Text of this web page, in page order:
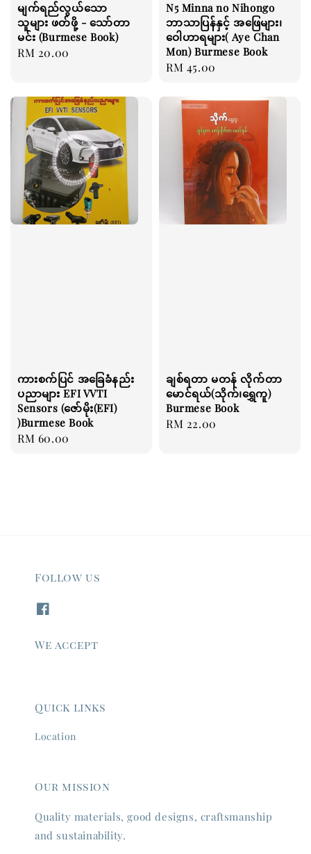
မျက်ရည်လွယ်သော
သူများ ဖတ်ဖို့ - သော်တာ
မင်း (Burmese Book)
Regular
RM 20.00
N5 Minna no Nihongo
ဘာသာပြန်နှင့် အဖြေများ၊
ဝေါဟာရများ( Aye Chan
Mon) Burmese Book
Regular
RM 45.00
ကားစက်ပြင် အခြေခံနည်း
ပညာများ EFI VVTI
Sensors (ဇော်မိုး(EFI)
)Burmese Book
Regular
RM 60.00
ချစ်ရတာ မတန် လိုက်တာ
မောင်ရယ်(သိုက်၊ရွှေကူ)
Burmese Book
Regular
RM 22.00
Follow us
We accept
Quick links
Location
Our mission
Quality materials, good designs, craftsmanship
and sustainability.